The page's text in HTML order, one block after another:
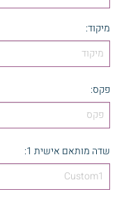
מיקוד:
פקס:
שדה מותאם אישית 1 :